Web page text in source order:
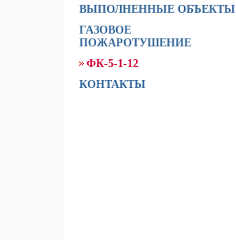
ВЫПОЛНЕННЫЕ ОБЪЕКТЫ
ГАЗОВОЕ
ПОЖАРОТУШЕНИЕ
ФК-5-1-12
КОНТАКТЫ